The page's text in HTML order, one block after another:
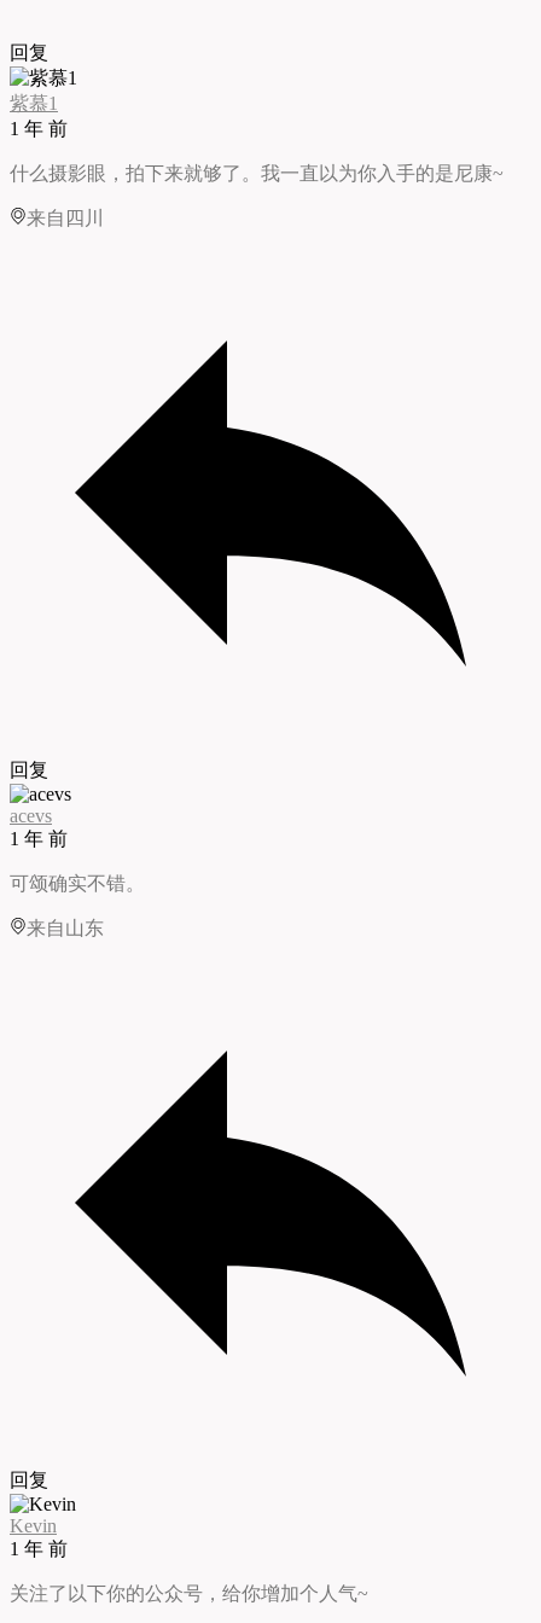
回复
紫慕1
1 年 前
什么摄影眼，拍下来就够了。我一直以为你入手的是尼康~
来自四川
回复
acevs
1 年 前
可颂确实不错。
来自山东
回复
Kevin
1 年 前
关注了以下你的公众号，给你增加个人气~